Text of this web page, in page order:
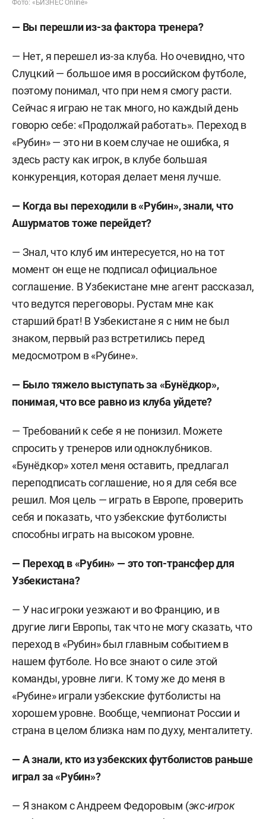
Фото: «БИЗНЕС Online»
— Вы перешли из-за фактора тренера?
— Нет, я перешел из-за клуба. Но очевидно, что
Слуцкий — большое имя в российском футболе,
поэтому понимал, что при нем я смогу расти.
Сейчас я играю не так много, но каждый день
говорю себе: «Продолжай работать». Переход в
«Рубин» — это ни в коем случае не ошибка, я
здесь расту как игрок, в клубе большая
конкуренция, которая делает меня лучше.
— Когда вы переходили в «Рубин», знали, что
Ашурматов тоже перейдет?
— Знал, что клуб им интересуется, но на тот
момент он еще не подписал официальное
соглашение. В Узбекистане мне агент рассказал,
что ведутся переговоры. Рустам мне как
старший брат! В Узбекистане я с ним не был
знаком, первый раз встретились перед
медосмотром в «Рубине».
— Было тяжело выступать за «Бунёдкор»,
понимая, что все равно из клуба уйдете?
— Требований к себе я не понизил. Можете
спросить у тренеров или одноклубников.
«Бунёдкор» хотел меня оставить, предлагал
переподписать соглашение, но я для себя все
решил. Моя цель — играть в Европе, проверить
себя и показать, что узбекские футболисты
способны играть на высоком уровне.
— Переход в «Рубин» — это топ-трансфер для
Узбекистана?
— У нас игроки уезжают и во Францию, и в
другие лиги Европы, так что не могу сказать, что
переход в «Рубин» был главным событием в
нашем футболе. Но все знают о силе этой
команды, уровне лиги. К тому же до меня в
«Рубине» играли узбекские футболисты на
хорошем уровне. Вообще, чемпионат России и
страна в целом близка нам по духу, менталитету.
— А знали, кто из узбекских футболистов раньше
играл за «Рубин»?
— Я знаком с Андреем Федоровым (экс-игрок